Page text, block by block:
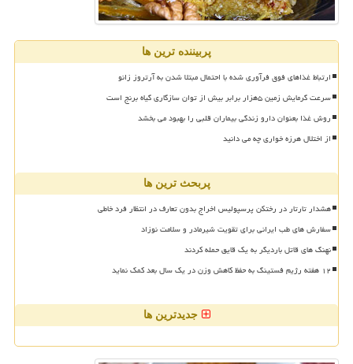
پربیننده ترین ها
ارتباط غذاهای فوق فرآوری شده با احتمال مبتلا شدن به آرتروز زانو
سرعت گرمایش زمین ۵هزار برابر بیش از توان سازگاری گیاه برنج است
روش غذا بعنوان دارو زندگی بیماران قلبی را بهبود می بخشد
از اختلال هرزه خواری چه می دانید
پربحث ترین ها
هشدار تارتار در رختکن پرسپولیس اخراج بدون تعارف در انتظار فرد خاطی
سفارش های طب ایرانی برای تقویت شیرمادر و سلامت نوزاد
نهنگ های قاتل باردیگر به یک قایق حمله کردند
۱۲ هفته رژیم فستینگ به حفظ کاهش وزن در یک سال بعد کمک نماید
جدیدترین ها